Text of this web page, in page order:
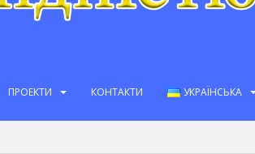
ПРОЕКТИ КОНТАКТИ УКРАЇНСЬКА